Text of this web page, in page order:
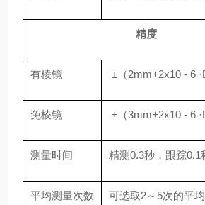
精度
有棱镜 ±（2mm+2x10 - 6
免棱镜 ±（3mm+2x10 - 6
测量时间 精测0.3秒，跟踪0.1
平均测量次数 可选取2～5次的平